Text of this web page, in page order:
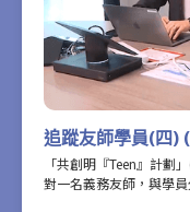
追蹤友師學員(四)
「共創明『Teen』計劃
對一名義務友師，與學